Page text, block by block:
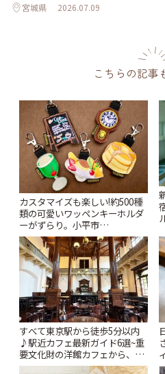
宮城県 2026.07.09
こちらの記事
カスタマイズも楽しい!約500種
類の可愛いワッペンキーホルダ
ーがずらり。小平市
「Kimamaya T&K」 | ことりっ
ぷ
すべて東京駅から徒歩5分以内
♪駅近カフェ最新ガイド6選~重
要文化財の洋館カフェから、改
札すぐのレトロ喫茶まで~ | こと